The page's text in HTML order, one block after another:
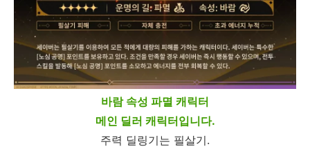
바람 속성 파멸 캐릭터
메인 딜러 캐릭터입니다.
주력 딜링기는 필살기.